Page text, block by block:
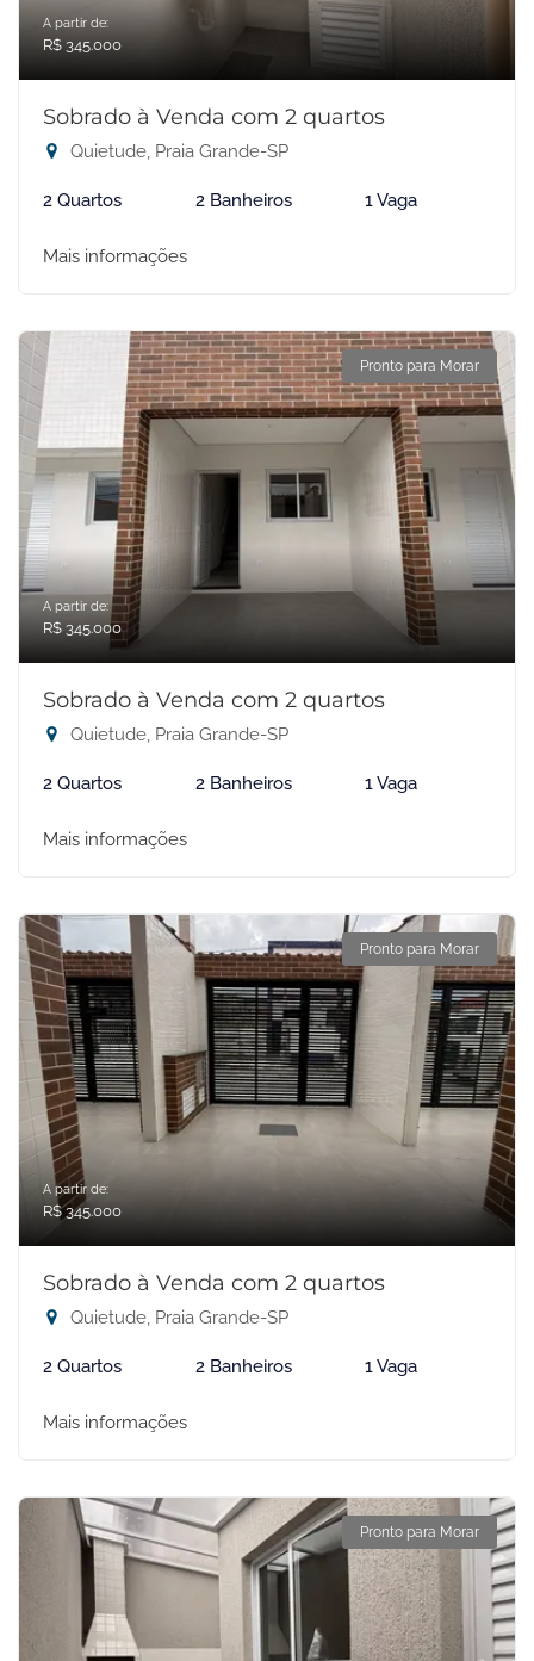
A partir de:
R$ 345.000
Sobrado à Venda com 2 quartos
Quietude, Praia Grande-SP
2 Quartos 2 Banheiros 1 Vaga
Mais informações
Pronto para Morar
A partir de:
R$ 345.000
Sobrado à Venda com 2 quartos
Quietude, Praia Grande-SP
2 Quartos 2 Banheiros 1 Vaga
Mais informações
Pronto para Morar
A partir de:
R$ 345.000
Sobrado à Venda com 2 quartos
Quietude, Praia Grande-SP
2 Quartos 2 Banheiros 1 Vaga
Mais informações
Pronto para Morar